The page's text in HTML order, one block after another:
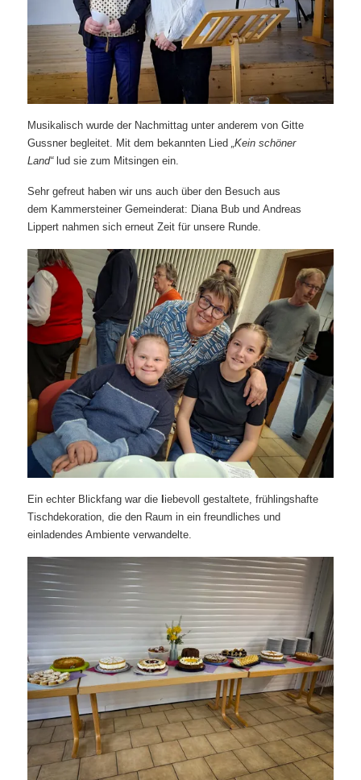
Musikalisch wurde der Nachmittag unter anderem von Gitte
Gussner begleitet. Mit dem bekannten Lied „Kein schöner
Land“lud sie zum Mitsingen ein.
Sehr gefreut haben wir uns auch über den Besuch aus
dem Kammersteiner Gemeinderat: Diana Bub und Andreas
Lippert nahmen sich erneut Zeit für unsere Runde.
Ein echter Blickfang war die liebevoll gestaltete, frühlingshafte
Tischdekoration, die den Raum in ein freundliches und
einladendes Ambiente verwandelte.